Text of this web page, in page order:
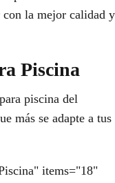
con la mejor calidad y
Piscina
piscina del
más se adapte a tus
items="18"